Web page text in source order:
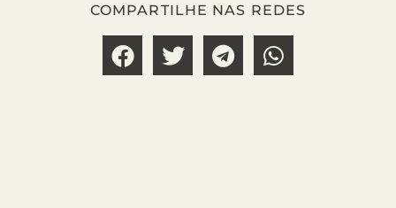
COMPARTILHE NAS REDES